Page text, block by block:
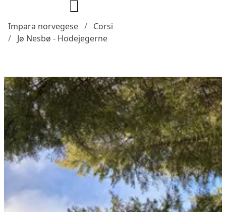
Impara norvegese
Corsi
Jø Nesbø - Hodejegerne